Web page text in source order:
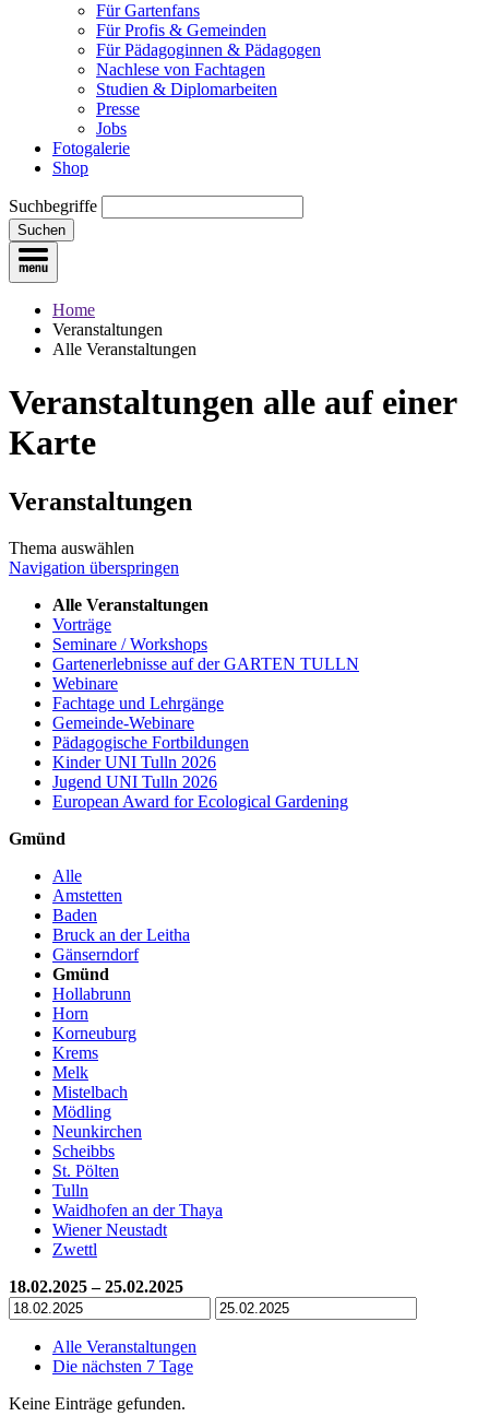
Für Gartenfans
Für Profis & Gemeinden
Für Pädagoginnen & Pädagogen
Nachlese von Fachtagen
Studien & Diplomarbeiten
Presse
Jobs
Fotogalerie
Shop
Suchbegriffe
Suchen
Home
Veranstaltungen
Alle Veranstaltungen
Veranstaltungen alle auf einer
Karte
Veranstaltungen
Thema auswählen
Navigation überspringen
Alle Veranstaltungen
Vorträge
Seminare / Workshops
Gartenerlebnisse auf der GARTEN TULLN
Webinare
Fachtage und Lehrgänge
Gemeinde-Webinare
Pädagogische Fortbildungen
Kinder UNI Tulln 2026
Jugend UNI Tulln 2026
European Award for Ecological Gardening
Gmünd
Alle
Amstetten
Baden
Bruck an der Leitha
Gänserndorf
Gmünd
Hollabrunn
Horn
Korneuburg
Krems
Melk
Mistelbach
Mödling
Neunkirchen
Scheibbs
St. Pölten
Tulln
Waidhofen an der Thaya
Wiener Neustadt
Zwettl
18.02.2025 – 25.02.2025
Alle Veranstaltungen
Die nächsten 7 Tage
Keine Einträge gefunden.